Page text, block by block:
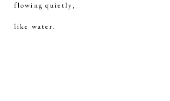
flowing quietly,
like water.